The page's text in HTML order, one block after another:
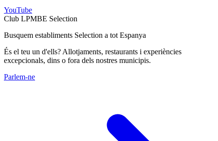
YouTube
Club LPMBE Selection
Busquem establiments Selection a tot Espanya
És el teu un d'ells? Allotjaments, restaurants i experiències
excepcionals, dins o fora dels nostres municipis.
Parlem-ne